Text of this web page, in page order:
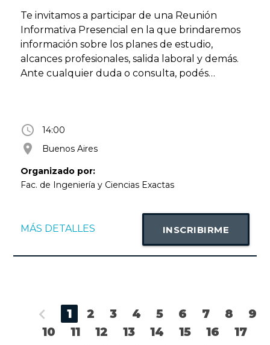
Te invitamos a participar de una Reunión
Informativa Presencial en la que brindaremos
información sobre los planes de estudio,
alcances profesionales, salida laboral y demás.
Ante cualquier duda o consulta, podés
access_time 14:00
room Buenos Aires
Organizado por:
Fac. de Ingeniería y Ciencias Exactas
MÁS DETALLES INSCRIBIRME
chevron_left 1 2 3 4 5 6 7 8
9
10
11 12 13 14 15 16
17